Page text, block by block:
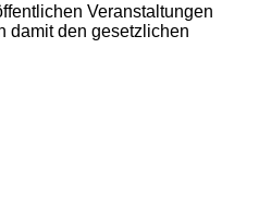
Veranstaltungen
damit den gesetzlichen